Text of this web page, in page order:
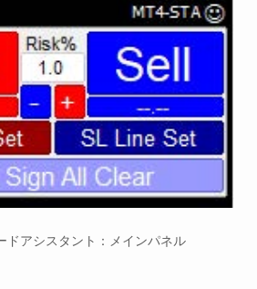
ドアシスタント：メインパネル